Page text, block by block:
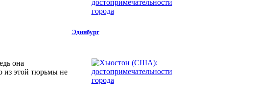
она
из этой тюрьмы не
Эдинбург